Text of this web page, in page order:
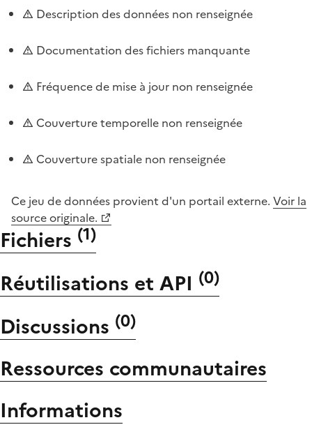
Description des données non renseignée
Documentation des fichiers manquante
Fréquence de mise à jour non renseignée
Couverture temporelle non renseignée
Couverture spatiale non renseignée
Ce jeu de données provient d'un portail externe. Voir la
source originale.
Fichiers (1)
Réutilisations et API (0)
Discussions (0)
Ressources communautaires
Informations